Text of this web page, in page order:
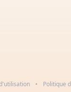
• Politique